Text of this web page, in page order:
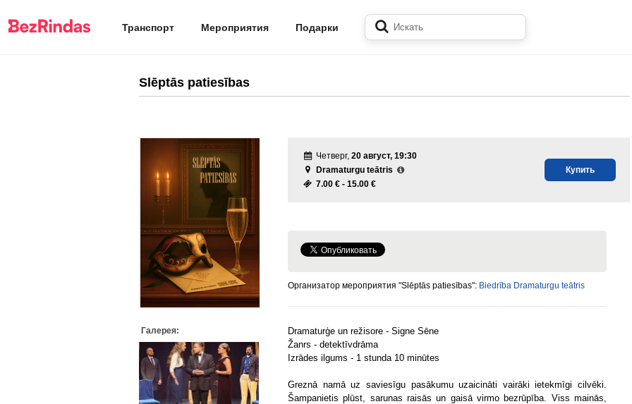
Транспорт Мероприятия Подарки
Slēptās patiesības
Галерея:
Четверг, 20 август, 19:30
Dramaturgu teātris
7.00 € - 15.00 €
Купить
Организатор мероприятия "Slēptās patiesības": Biedrība Dramaturgu teātris
Dramaturģe un režisore - Signe Sēne
Žanrs - detektīvdrāma
Izrādes ilgums - 1 stunda 10 minūtes
Greznā namā uz saviesīgu pasākumu uzaicināti vairāki ietekmīgi cilvēki.
Šampanietis plūst, sarunas raisās un gaisā virmo bezrūpība. Viss mainās,